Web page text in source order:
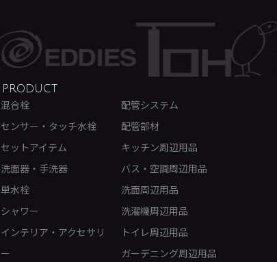
PRODUCT
混合栓
センサー・タッチ水栓
セットアイテム
洗面器・手洗器
単水栓
シャワー
インテリア・アクセサリ
ー
配管システム
配管部材
キッチン周辺用品
バス・空調周辺用品
洗面周辺用品
洗濯機周辺用品
トイレ周辺用品
ガーデニング周辺用品